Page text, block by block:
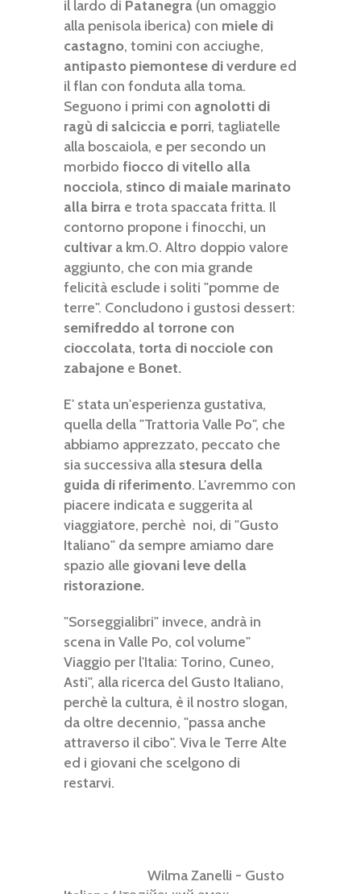
il lardo di Patanegra (un omaggio
alla penisola iberica) con miele di
castagno, tomini con acciughe,
antipasto piemontese di verdure ed
il flan con fonduta alla toma.
Seguono i primi con agnolotti di
ragù di salciccia e porri, tagliatelle
alla boscaiola, e per secondo un
morbidofiocco di vitello alla
nocciola, stinco di maiale marinato
alla birra e trota spaccata fritta. Il
contorno propone i finocchi, un
cultivar a km.0. Altro doppio valore
aggiunto, che con mia grande
felicità esclude i soliti "pomme de
terre". Concludono i gustosi dessert:
semifreddo al torrone con
cioccolata, torta di nocciole con
zabajone e Bonet.
E' stata un'esperienza gustativa,
quella della "Trattoria Valle Po", che
abbiamo apprezzato, peccato che
sia successiva alla stesura della
guida di riferimento. L'avremmo con
piacere indicata e suggerita al
viaggiatore, perchè noi, di "Gusto
Italiano" da sempre amiamo dare
spazio alle giovani leve della
ristorazione.
"Sorseggialibri" invece, andrà in
scena in Valle Po, col volume"
Viaggio per l'Italia: Torino, Cuneo,
Asti", alla ricerca del Gusto Italiano,
perchè la cultura, è il nostro slogan,
da oltre decennio, "passa anche
attraverso il cibo". Viva le Terre Alte
ed i giovani che scelgono di
restarvi.
Wilma Zanelli - Gusto